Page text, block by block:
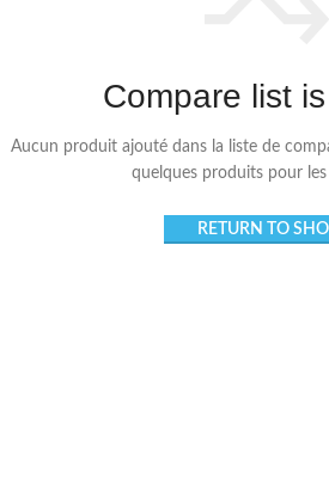
Compare list
Aucun produit ajouté dans la liste de
quelques produits pour
RETURN TO